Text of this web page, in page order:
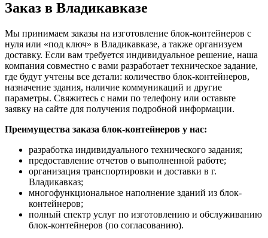
Заказ в Владикавказе
Мы принимаем заказы на изготовление блок-контейнеров с
нуля или «под ключ» в Владикавказе, а также организуем
доставку. Если вам требуется индивидуальное решение, наша
компания совместно с вами разработает техническое задание,
где будут учтены все детали: количество блок-контейнеров,
назначение здания, наличие коммуникаций и другие
параметры. Свяжитесь с нами по телефону или оставьте
заявку на сайте для получения подробной информации.
Преимущества заказа блок-контейнеров у нас:
разработка индивидуального технического задания;
предоставление отчетов о выполненной работе;
организация транспортировки и доставки в г.
Владикавказ;
многофункциональное наполнение зданий из блок-
контейнеров;
полный спектр услуг по изготовлению и обслуживанию
блок-контейнеров (по согласованию).